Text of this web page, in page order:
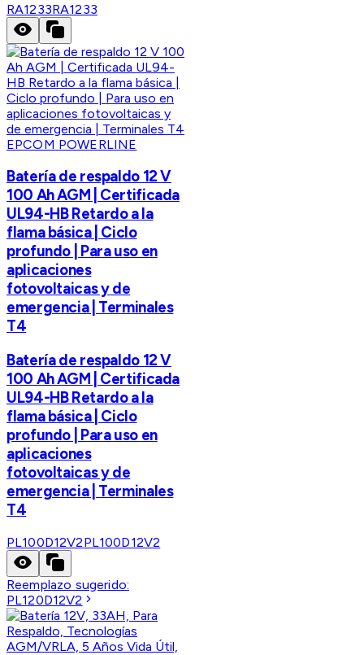
RA1233RA1233
EPCOM POWERLINE
Batería de respaldo 12 V
100 Ah AGM | Certificada
UL94-HB Retardo a la
flama básica | Ciclo
profundo | Para uso en
aplicaciones
fotovoltaicas y de
emergencia | Terminales
T4
Batería de respaldo 12 V
100 Ah AGM | Certificada
UL94-HB Retardo a la
flama básica | Ciclo
profundo | Para uso en
aplicaciones
fotovoltaicas y de
emergencia | Terminales
T4
PL100D12V2PL100D12V2
Reemplazo sugerido:
PL120D12V2